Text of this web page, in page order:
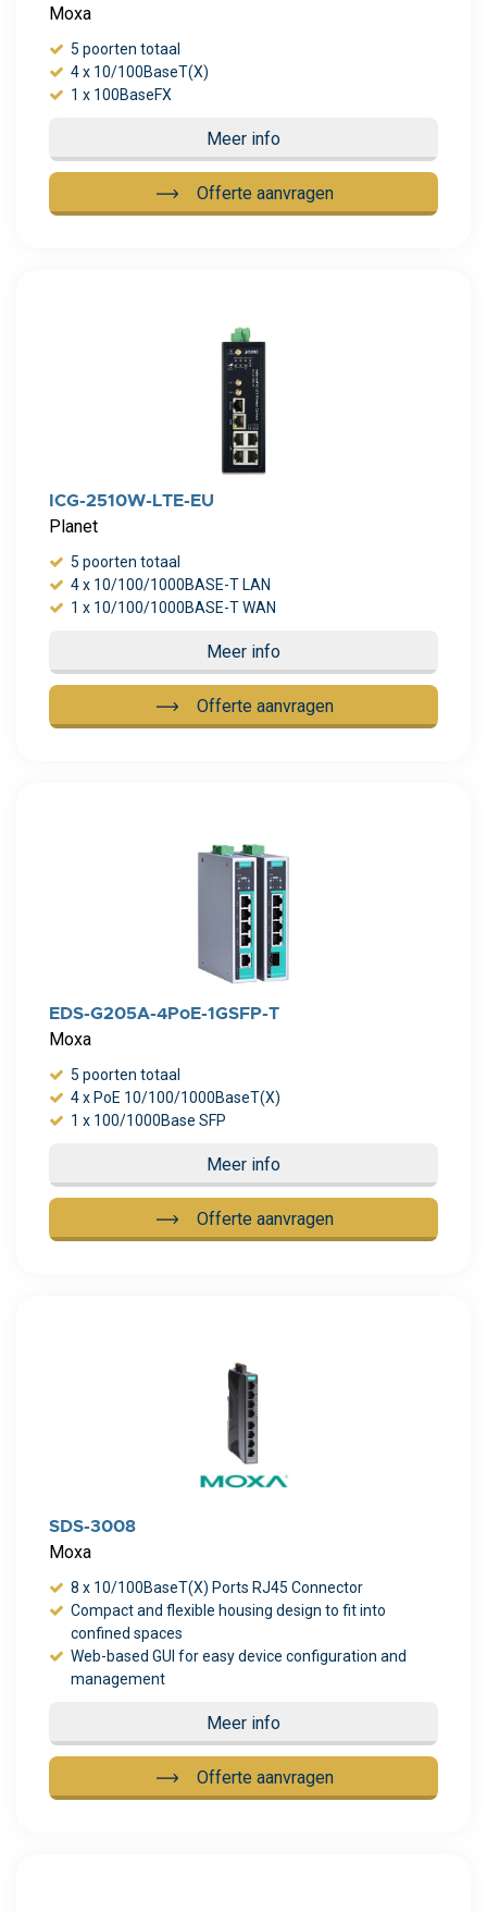
Moxa
5 poorten totaal
4 x 10/100BaseT(X)
1 x 100BaseFX
Meer info
Offerte aanvragen
ICG-2510W-LTE-EU
Planet
5 poorten totaal
4 x 10/100/1000BASE-T LAN
1 x 10/100/1000BASE-T WAN
Meer info
Offerte aanvragen
EDS-G205A-4PoE-1GSFP-T
Moxa
5 poorten totaal
4 x PoE 10/100/1000BaseT(X)
1 x 100/1000Base SFP
Meer info
Offerte aanvragen
SDS-3008
Moxa
8 x 10/100BaseT(X) Ports RJ45 Connector
Compact and flexible housing design to fit into
confined spaces
Web-based GUI for easy device configuration and
management
Meer info
Offerte aanvragen